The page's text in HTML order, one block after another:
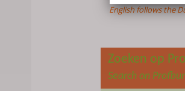
English follows the
Zoeken op
Search on